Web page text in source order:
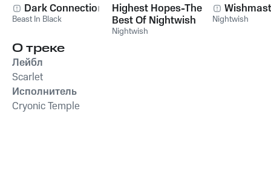
Dark Connection
Beast In Black
Highest Hopes-The
Best Of Nightwish
Nightwish
Nightwish
О треке
Лейбл
Scarlet
Исполнитель
Cryonic Temple